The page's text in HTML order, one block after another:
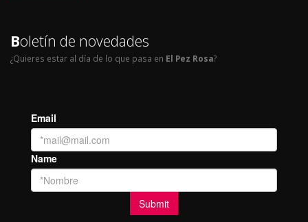
Boletín de novedades
¿Quieres estar al día de lo que pasa en El Pez Rosa?